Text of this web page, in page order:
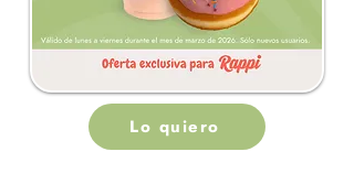
Lo quiero